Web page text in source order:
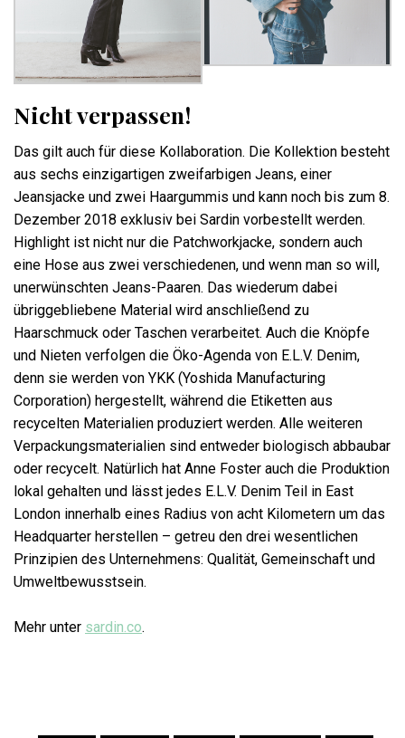
Nicht verpassen!
Das gilt auch für diese Kollaboration. Die Kollektion besteht
aus sechs einzigartigen zweifarbigen Jeans, einer
Jeansjacke und zwei Haargummis und kann noch bis zum 8.
Dezember 2018 exklusiv bei Sardin vorbestellt werden.
Highlight ist nicht nur die Patchworkjacke, sondern auch
eine Hose aus zwei verschiedenen, und wenn man so will,
unerwünschten Jeans-Paaren. Das wiederum dabei
übriggebliebene Material wird anschließend zu
Haarschmuck oder Taschen verarbeitet. Auch die Knöpfe
und Nieten verfolgen die Öko-Agenda von E.L.V. Denim,
denn sie werden von YKK (Yoshida Manufacturing
Corporation) hergestellt, während die Etiketten aus
recycelten Materialien produziert werden. Alle weiteren
Verpackungsmaterialien sind entweder biologisch abbaubar
oder recycelt. Natürlich hat Anne Foster auch die Produktion
lokal gehalten und lässt jedes E.L.V. Denim Teil in East
London innerhalb eines Radius von acht Kilometern um das
Headquarter herstellen – getreu den drei wesentlichen
Prinzipien des Unternehmens: Qualität, Gemeinschaft und
Umweltbewusstsein.
Mehr unter sardin.co.